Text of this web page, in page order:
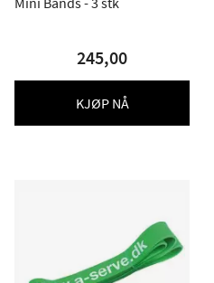
245,00
KJØP NÅ